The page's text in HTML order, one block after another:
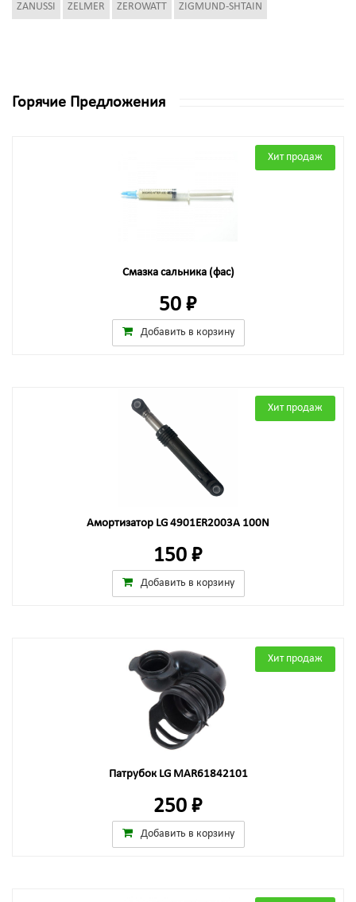
ZANUSSI ZELMER ZEROWATT ZIGMUND-SHTAIN
Горячие Предложения
Хит продаж
Смазка сальника (фас)
50 ₽
Добавить в корзину
Хит продаж
Амортизатор LG 4901ER2003A 100N
150 ₽
Добавить в корзину
Хит продаж
Патрубок LG MAR61842101
250 ₽
Добавить в корзину